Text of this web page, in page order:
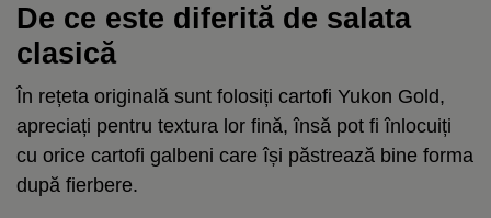
De ce este diferită de salata
clasică
În rețeta originală sunt folosiți cartofi Yukon Gold,
apreciați pentru textura lor fină, însă pot fi înlocuiți
cu orice cartofi galbeni care își păstrează bine forma
după fierbere.